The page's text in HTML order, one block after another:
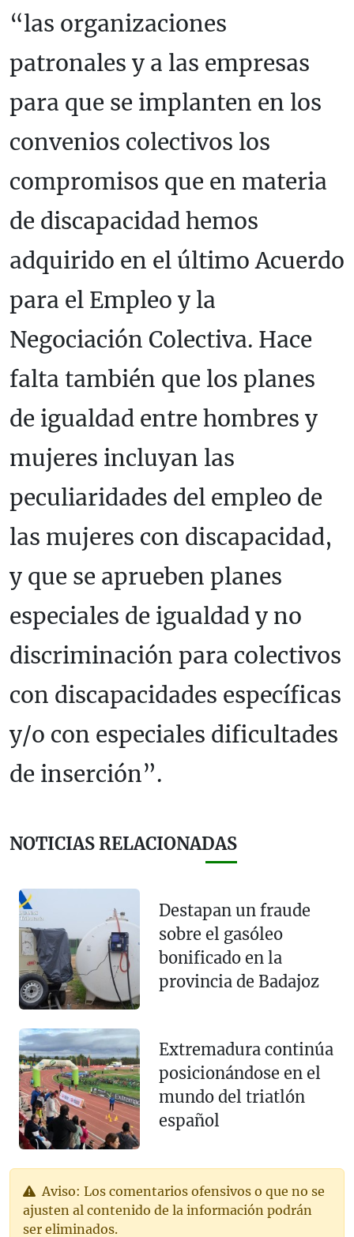
“las organizaciones
patronales y a las empresas
para que se implanten en los
convenios colectivos los
compromisos que en materia
de discapacidad hemos
adquirido en el último Acuerdo
para el Empleo y la
Negociación Colectiva. Hace
falta también que los planes
de igualdad entre hombres y
mujeres incluyan las
peculiaridades del empleo de
las mujeres con discapacidad,
y que se aprueben planes
especiales de igualdad y no
discriminación para colectivos
con discapacidades específicas
y/o con especiales dificultades
de inserción”.
NOTICIAS RELACIONADAS
Destapan un fraude
sobre el gasóleo
bonificado en la
provincia de Badajoz
Extremadura continúa
posicionándose en el
mundo del triatlón
español
Aviso: Los comentarios ofensivos o que no se
ajusten al contenido de la información podrán
ser eliminados.